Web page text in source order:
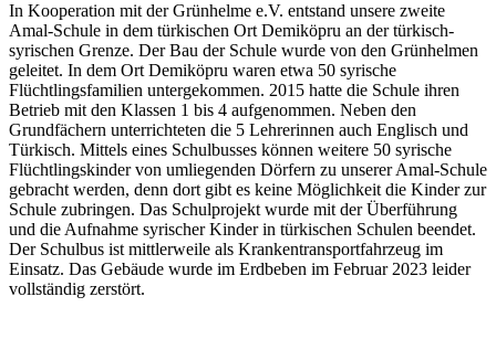
In Kooperation mit der Grünhelme e.V. entstand unsere zweite
Amal-Schule in dem türkischen Ort Demiköpru an der türkisch-
syrischen Grenze. Der Bau der Schule wurde von den Grünhelmen
geleitet. In dem Ort Demiköpru waren etwa 50 syrische
Flüchtlingsfamilien untergekommen. 2015 hatte die Schule ihren
Betrieb mit den Klassen 1 bis 4 aufgenommen. Neben den
Grundfächern unterrichteten die 5 Lehrerinnen auch Englisch und
Türkisch. Mittels eines Schulbusses können weitere 50 syrische
Flüchtlingskinder von umliegenden Dörfern zu unserer Amal-Schule
gebracht werden, denn dort gibt es keine Möglichkeit die Kinder zur
Schule zubringen. Das Schulprojekt wurde mit der Überführung
und die Aufnahme syrischer Kinder in türkischen Schulen beendet.
Der Schulbus ist mittlerweile als Krankentransportfahrzeug im
Einsatz. Das Gebäude wurde im Erdbeben im Februar 2023 leider
vollständig zerstört.